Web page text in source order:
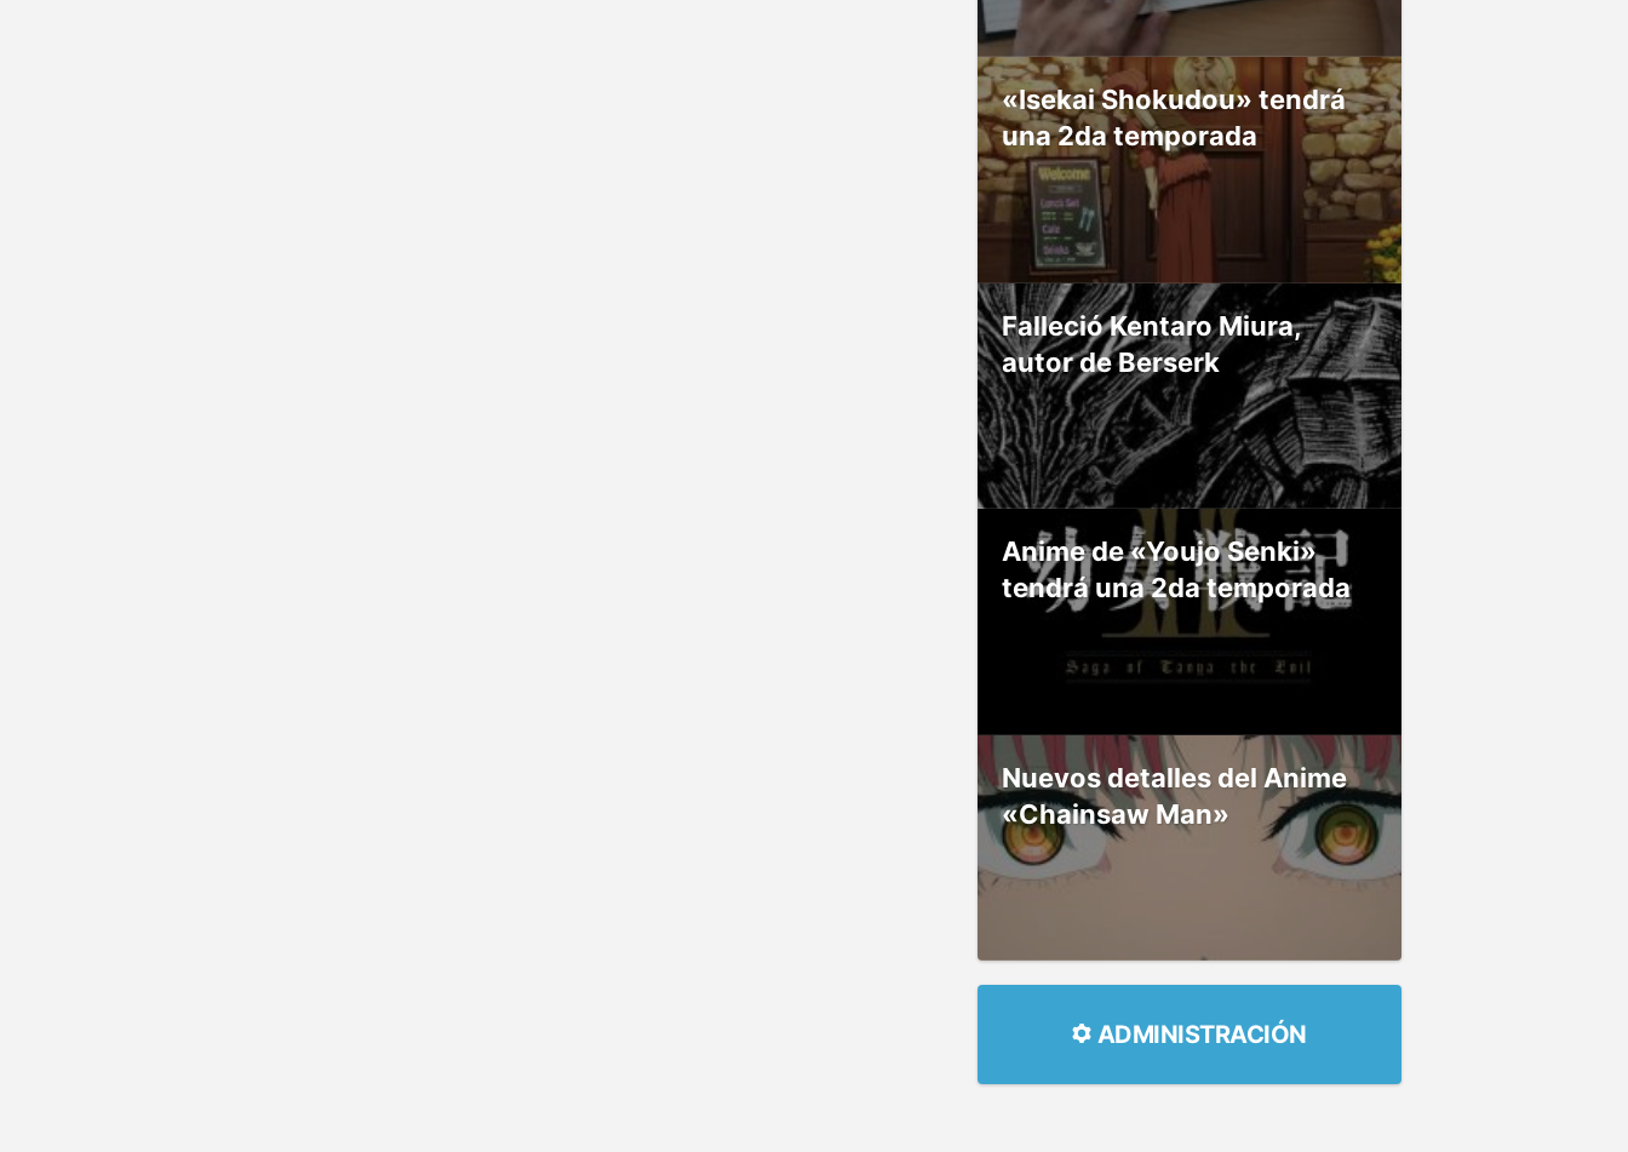
«Isekai Shokudou» tendrá
una 2da temporada
Falleció Kentaro Miura,
autor de Berserk
Anime de «Youjo Senki»
tendrá una 2da temporada
Nuevos detalles del Anime
«Chainsaw Man»
ADMINISTRACIÓN